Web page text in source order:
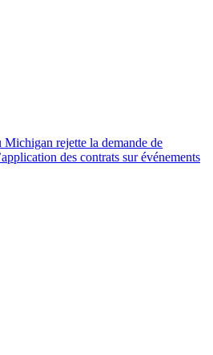
rejette la demande de
des contrats sur événements